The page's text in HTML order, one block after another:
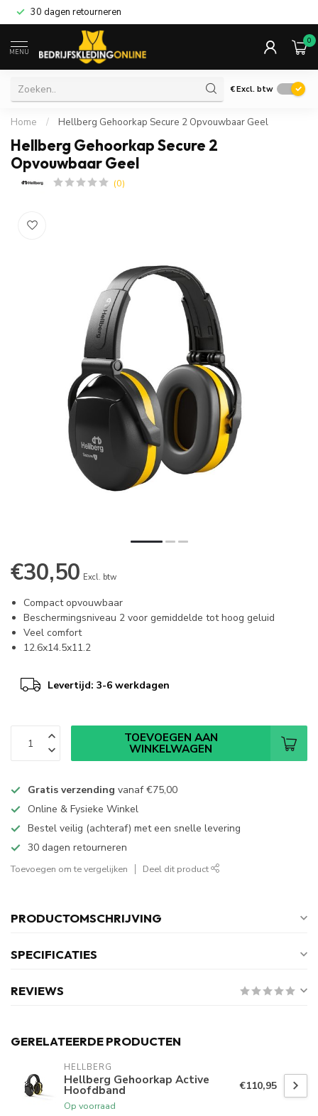
30 dagen retourneren
MENU
0
€Excl. btw
Home / Hellberg Gehoorkap Secure 2 Opvouwbaar Geel
Hellberg Gehoorkap Secure 2
Opvouwbaar Geel
(0)
€30,50 Excl. btw
Compact opvouwbaar
Beschermingsniveau 2 voor gemiddelde tot hoog geluid
Veel comfort
12.6x14.5x11.2
Levertijd: 3-6 werkdagen
TOEVOEGEN AAN
WINKELWAGEN
Gratis verzending vanaf€75,00
Online & Fysieke Winkel
Bestel veilig (achteraf) met een snelle levering
30 dagen retourneren
Toevoegen om te vergelijken Deel dit product
PRODUCTOMSCHRIJVING
SPECIFICATIES
REVIEWS
GERELATEERDE PRODUCTEN
HELLBERG
Hellberg Gehoorkap Active
Hoofdband
Op voorraad
€110,95